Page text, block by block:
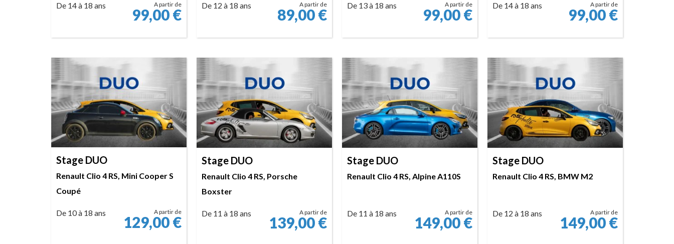
De 14 à 18 ans A partir de
99,00€
De 12 à 18 ans A partir de
89,00€
De 13 à 18 ans A partir de
99,00€
De 14 à 18 ans A partir de
99,00€
Stage DUO
Renault Clio 4 RS, Mini Cooper S
Coupé
De 10 à 18 ans A partir de
129,00€
Stage DUO
Renault Clio 4 RS, Porsche
Boxster
De 11 à 18 ans A partir de
139,00€
Stage DUO
Renault Clio 4 RS, Alpine A110S
De 11 à 18 ans A partir de
149,00€
Stage DUO
Renault Clio 4 RS, BMW M2
De 12 à 18 ans A partir de
149,00€